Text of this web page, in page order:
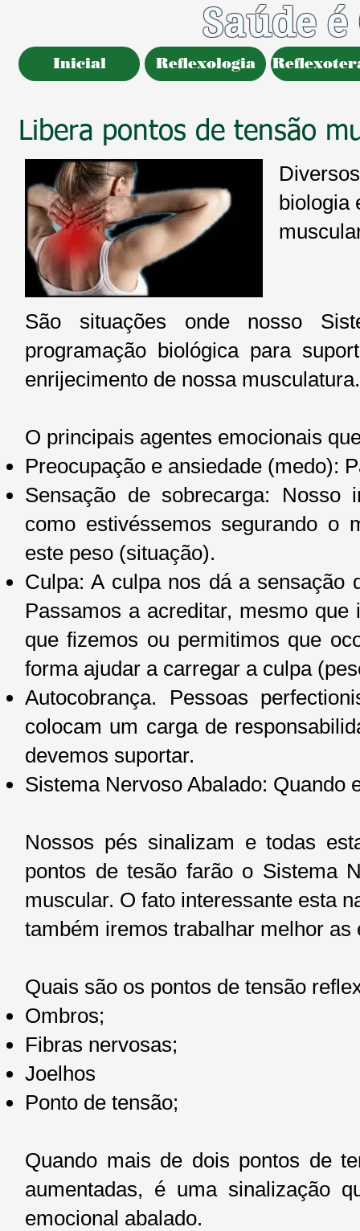
Saúde
Inicial Reflexologia
Libera pontos de tensão
biologia
São situações onde nosso
programação biológica para
enrijecimento de nossa musculatura.
O principais agentes emocionais
Preocupação e ansiedade (medo):
Sensação de sobrecarga: Nosso
como estivéssemos segurando o
este peso (situação).
Culpa: A culpa nos dá a sensação
Passamos a acreditar, mesmo
que fizemos ou permitimos que
forma ajudar a carregar a culpa
Autocobrança. Pessoas
colocam um carga de
devemos suportar.
Sistema Nervoso Abalado: Quando
Nossos pés sinalizam e todas
pontos de tesão farão o Sistema
muscular. O fato interessante esta
também iremos trabalhar melhor
Quais são os pontos de tensão
Ombros;
Fibras nervosas;
Joelhos
Ponto de tensão;
Quando mais de dois pontos de
aumentadas, é uma sinalização
emocional abalado.